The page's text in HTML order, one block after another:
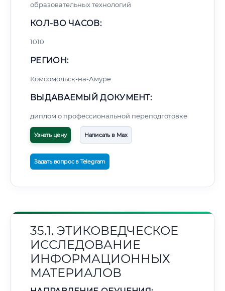
образовательных технологий
КОЛ-ВО ЧАСОВ:
1010
РЕГИОН:
Комсомольск-на-Амуре
ВЫДАВАЕМЫЙ ДОКУМЕНТ:
диплом о профессиональной переподготовке
Узнать цену Написать в Max
Задать вопрос в Telegram
35.1. ЭТИКОВЕДЧЕСКОЕ
ИССЛЕДОВАНИЕ
ИНФОРМАЦИОННЫХ
МАТЕРИАЛОВ